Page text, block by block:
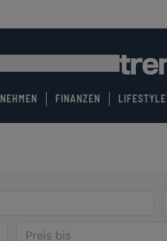
FINANZEN LIFESTYLE